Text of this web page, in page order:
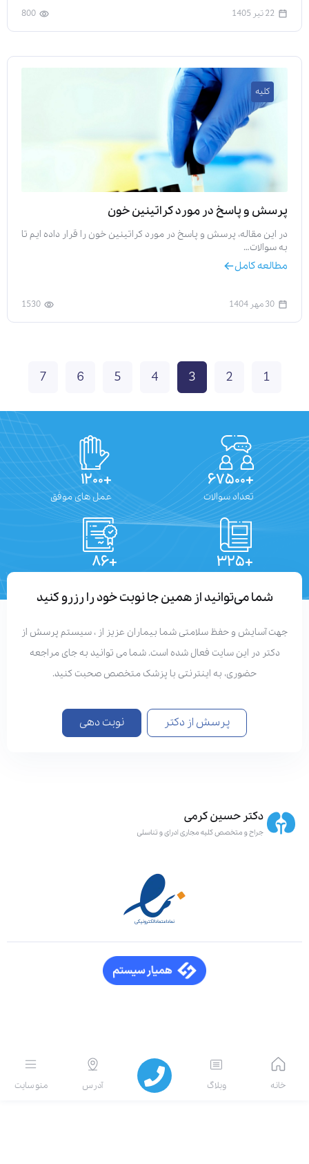
22 تیر 1405 800
کلیه
پرسش و پاسخ در مورد کراتینین خون
در این مقاله، پرسش و پاسخ در مورد کراتینین خون را قرار داده ایم تا
به سوالات…
مطالعه کامل
30 مهر 1404 1530
1
2
3
4
5
6
7
+۶۷۵۰۰
تعداد سوالات
+۱۲۰۰
عمل های موفق
+۳۲۵ +۸۶
شما می‌توانید از همین جا نوبت خود را رزرو کنید
جهت آسایش و حفظ سلامتی شما بیماران عزیز از ، سیستم پرسش از
دکتر در این سایت فعال شده است. شما می توانید به جای مراجعه
حضوری، به اینترنتی با پزشک متخصص صحبت کنید.
پرسش از دکتر نوبت دهی
خانه وبلاگ آدرس منو سایت